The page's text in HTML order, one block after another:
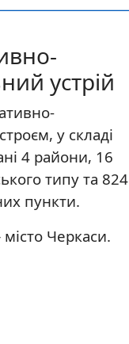
устрій
у складі
4 райони, 16
типу та 824
пункти.
Черкаси.